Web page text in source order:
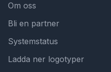
Om oss
Bli en partner
Systemstatus
Ladda ner logotyper